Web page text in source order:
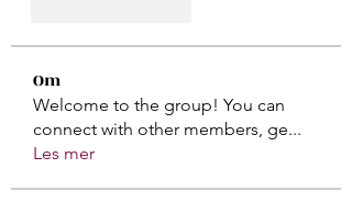
Om
Welcome to the group! You can
connect with other members, ge...
Les mer